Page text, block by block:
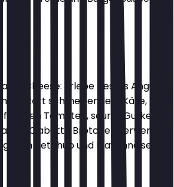
Cheese: Erlebe bestes Angus
mit zart schmelzendem Käse,
frischen Tomaten, saurer Gurke
im Ciabatta Brötchen serviert
Ketchup und Mayonnaise